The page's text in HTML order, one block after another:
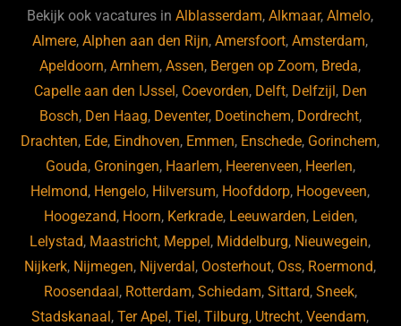
b
o
o
k
ky dI
n
Bekijk ook vacatures inAlblasserdam,Alkmaar,Almelo,
Almere,Alphen aan den Rijn,Amersfoort,Amsterdam,
Apeldoorn,Arnhem,Assen, Bergen op Zoom, Breda,
Capelle aan den IJssel , Coevorden, Delft, Delfzijl , Den
Bosch, Den Haag, Deventer, Doetinchem, Dordrecht,
Drachten, Ede, Eindhoven, Emmen, Enschede, Gorinchem,
Gouda, Groningen, Haarlem, Heerenveen, Heerlen,
Helmond, Hengelo, Hilversum, Hoofddorp, Hoogeveen,
Hoogezand, Hoorn, Kerkrade, Leeuwarden, Leiden,
Lelystad, Maastricht, Meppel , Middelburg, Nieuwegein,
Nijkerk, Nijmegen, Nijverdal , Oosterhout, Oss, Roermond,
Roosendaal , Rotterdam, Schiedam, Sittard, Sneek,
Stadskanaal ,Ter Apel ,Tiel ,Tilburg, Utrecht,Veendam,